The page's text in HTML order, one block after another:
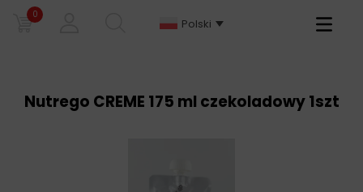
0
Polski
Primary
Nutrego CREME 175 ml czekoladowy 1szt